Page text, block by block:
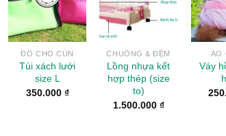
ĐỒ CHO CÚN
Túi xách lưới
size L
350.000 ₫
CHUỒNG & ĐỆM
Lồng nhựa kết
hợp thép (size
to)
1.500.000 ₫
ÁO
Váy